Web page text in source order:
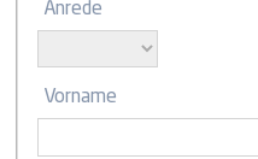
Anrede
Vorname